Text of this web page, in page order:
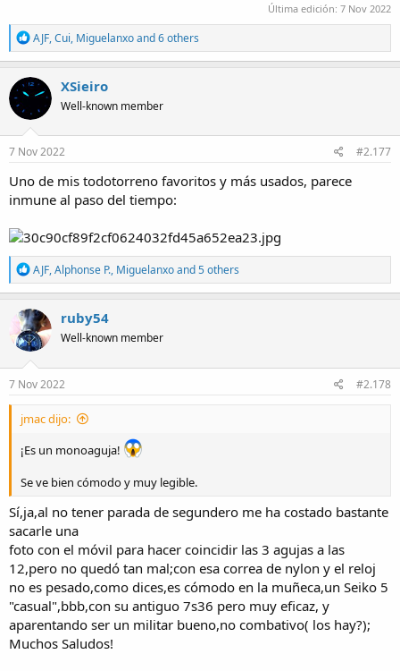
Última edición: 7 Nov 2022
R
e
a
c
t
o
n
s
AJF,Cui, Miguelanxoand 6 others
XSieiro
Well-known member
7 Nov 2022 #2.177
Uno de mis todotorreno favoritos y más usados, parece
inmune al paso del tiempo:
R
e
a
c
t
i
o
n
s
AJF,Alphonse P., Miguelanxoand 5 others
ruby54
Well-known member
7 Nov 2022 #2.178
jmac dijo:
¡Es un monoaguja!
Se ve bien cómodo y muy legible.
Sí,ja,al no tener parada de segundero me ha costado bastante
sacarle una
foto con el móvil para hacer coincidir las 3 agujas a las
12,pero no quedó tan mal;con esa correa de nylon y el reloj
no es pesado,como dices,es cómodo en la muñeca,un Seiko 5
"casual",bbb,con su antiguo 7s36 pero muy eficaz, y
aparentando ser un militar bueno,no combativo( los hay?);
Muchos Saludos!